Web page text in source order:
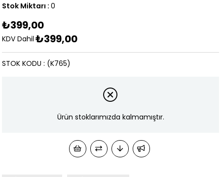
Stok Miktarı : 0
₺399,00
KDV Dahil ₺399,00
(K765)
STOK KODU
Ürün stoklarımızda kalmamıştır.